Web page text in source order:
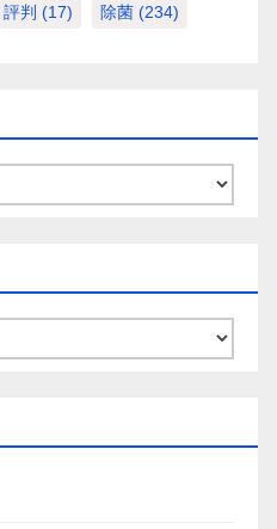
評判 (17) 除菌 (234)